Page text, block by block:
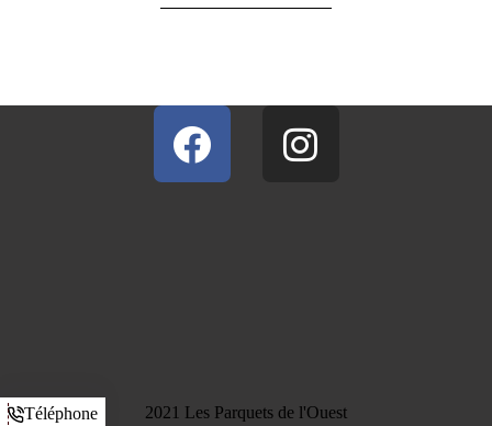
2021 Les Parquets de l'Ouest
Téléphone